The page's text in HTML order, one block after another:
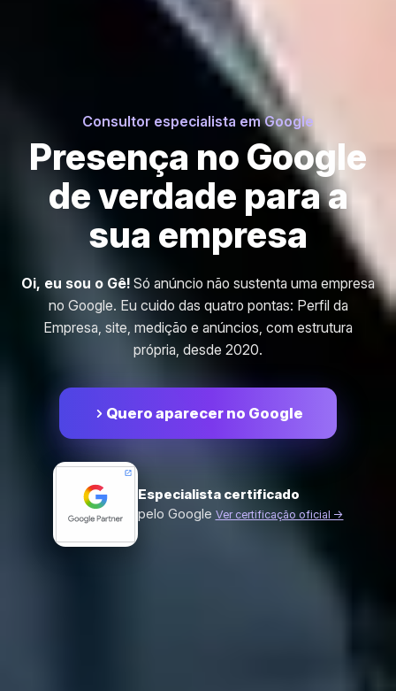
Consultor especialista em Google
Presença no Google
de verdade para a
sua empresa
Oi, eu sou o Gê! Só anúncio não sustenta uma empresa
no Google. Eu cuido das quatro pontas: Perfil da
Empresa, site, medição e anúncios, com estrutura
própria, desde 2020.
Quero aparecer no Google
Especialista certificado
pelo Google Ver certificação oficial →